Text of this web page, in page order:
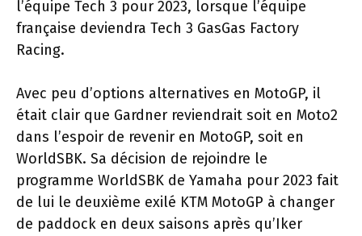
l’équipe Tech 3 pour 2023, lorsque l’équipe
française deviendra Tech 3 GasGas Factory
Racing.
Avec peu d’options alternatives en MotoGP, il
était clair que Gardner reviendrait soit en Moto2
dans l’espoir de revenir en MotoGP, soit en
WorldSBK. Sa décision de rejoindre le
programme WorldSBK de Yamaha pour 2023 fait
de lui le deuxième exilé KTM MotoGP à changer
de paddock en deux saisons après qu’Iker